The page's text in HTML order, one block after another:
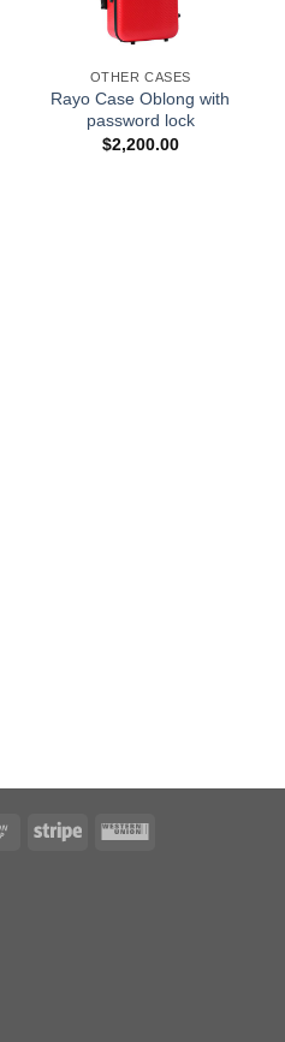
OTHER CASES
Rayo Case Oblong with
password lock
$2,200.00